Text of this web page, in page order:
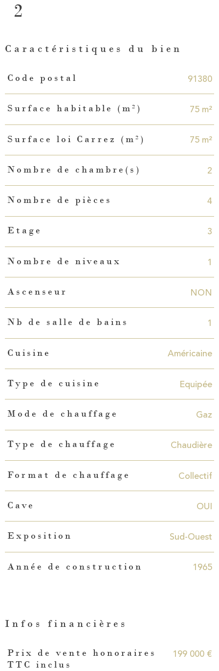
2
Caractéristiques du bien
Caractéristiques
Code postal 91380
Surface habitable (m²) 75 m²
Surface loi Carrez (m²) 75 m²
Nombre de chambre(s) 2
Nombre de pièces 4
Etage 3
Nombre de niveaux 1
Ascenseur NON
Nb de salle de bains 1
Cuisine Américaine
Type de cuisine Equipée
Mode de chauffage Gaz
Type de chauffage Chaudière
Format de chauffage Collectif
Cave OUI
Exposition Sud-Ouest
Année de construction 1965
Infos financières
Caractéristiques Valeurs
Prix de vente honoraires
TTC inclus
199 000 €